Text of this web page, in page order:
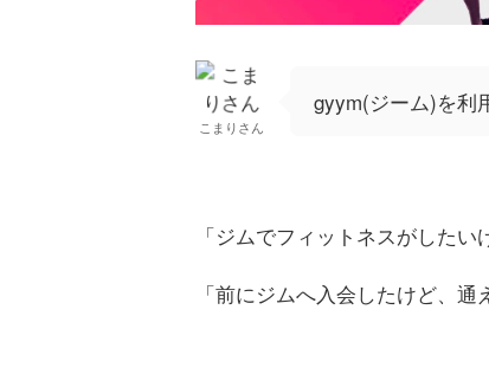
こまりさん
gyym(ジーム)を利
「ジムでフィットネスがした
「前にジムへ入会したけど、通